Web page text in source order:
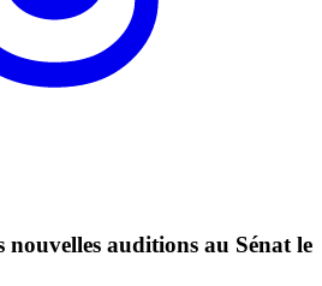
auditions au Sénat le